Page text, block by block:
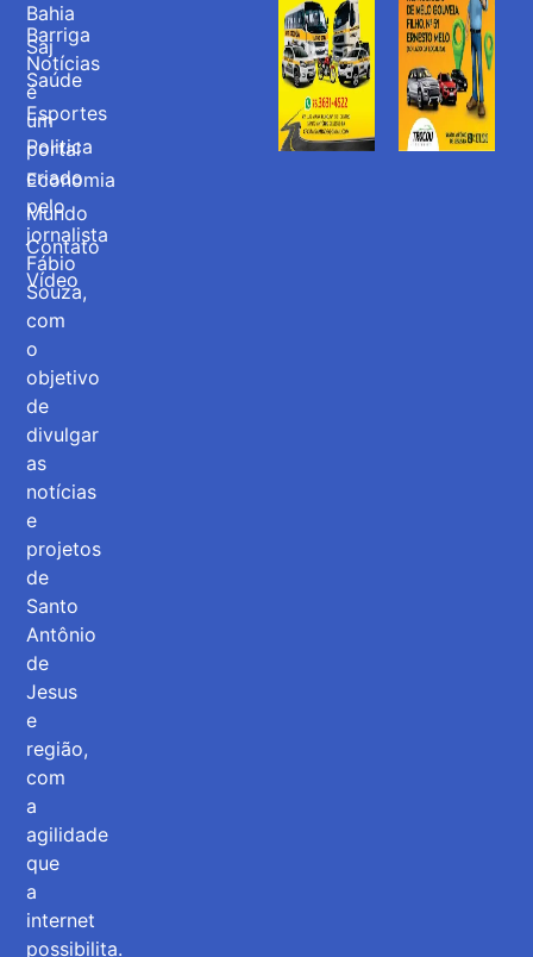
Barriga
Notícias
é
um
portal
criado
pelo
jornalista
Fábio
Souza,
com
o
objetivo
de
divulgar
as
notícias
e
projetos
de
Santo
Antônio
de
Jesus
e
região,
com
a
agilidade
que
a
internet
possibilita.
Bahia
Saj
Saúde
Esportes
Politica
Economia
Mundo
Contato
Vídeo